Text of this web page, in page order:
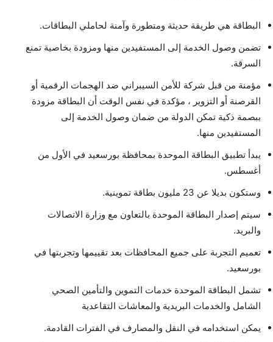
البطاقة هي طريقة حديثة ومتطورة وآمنة لحاملي البطاقات.
تضمن وصول الخدمة إلى المستفيدين منها ومزودة بخاصية تمنع
السرقة.
مؤمنة من قبل شركة للأمن السيبراني ضد الهجمات الرقمية أو
القرصنة أو التزوير ، مؤكدة في نفس الوقت أن البطاقة مزودة
ببصمة ذكية تمكن الدولة من ضمان وصول الخدمة إلى
المستفيدين منها.
يبدأ تطبيق البطاقة الموحدة بمحافظة بورسعيد في الأول من
أغسطس.
وستكون بديلا عن 23 مليون بطاقة تموينية.
سيتم إصدار البطاقة الموحدة بالتعاون مع وزارة الاتصالات
والبريد.
تعميم التجربة على جميع المحافظات بعد تقييمها وتجربتها في
بورسعيد.
تشمل البطاقة الموحدة خدمات التموين والتأمين الصحي
الشامل والخدمات البريدية والمعاشات التقاعدية
يمكن استخدامه في النقل والمصارف في الفترات القادمة.